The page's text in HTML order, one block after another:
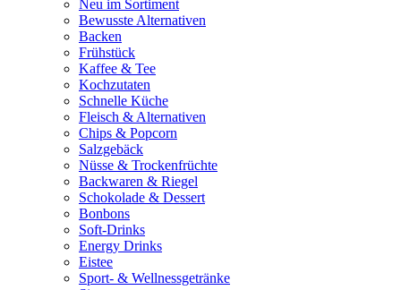
Neu im Sortiment
Bewusste Alternativen
Backen
Frühstück
Kaffee & Tee
Kochzutaten
Schnelle Küche
Fleisch & Alternativen
Chips & Popcorn
Salzgebäck
Nüsse & Trockenfrüchte
Backwaren & Riegel
Schokolade & Dessert
Bonbons
Soft-Drinks
Energy Drinks
Eistee
Sport- & Wellnessgetränke